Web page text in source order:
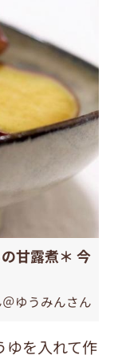
甘露煮＊ 今
ゆうみんさん
ゆを入れて作